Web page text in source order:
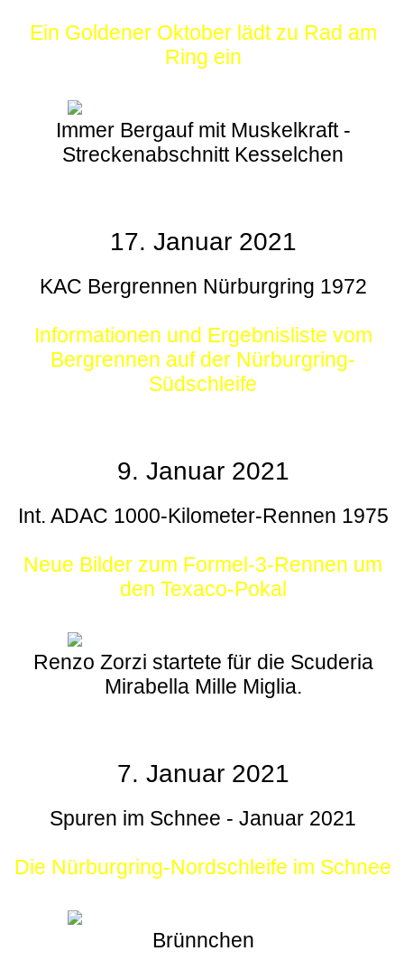
Ein Goldener Oktober lädt zu Rad am
Ring ein
Immer Bergauf mit Muskelkraft -
Streckenabschnitt Kesselchen
17. Januar 2021
KAC Bergrennen Nürburgring 1972
Informationen und Ergebnisliste vom
Bergrennen auf der Nürburgring-
Südschleife
9. Januar 2021
Int. ADAC 1000-Kilometer-Rennen 1975
Neue Bilder zum Formel-3-Rennen um
den Texaco-Pokal
Renzo Zorzi startete für die Scuderia
Mirabella Mille Miglia.
7. Januar 2021
Spuren im Schnee - Januar 2021
Die Nürburgring-Nordschleife im Schnee
Brünnchen